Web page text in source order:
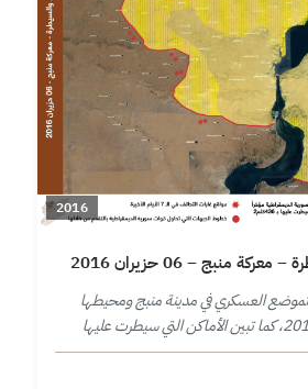
2016
منبج – 06 حزيران 2016
العسكري في مدينة منبج ومحيطها
حتى تاريخ 06 حزيران 2016، كما تبين الأماكن التي سيطرت عليها
مؤخراً منذ إعلان حملتها على المدينة